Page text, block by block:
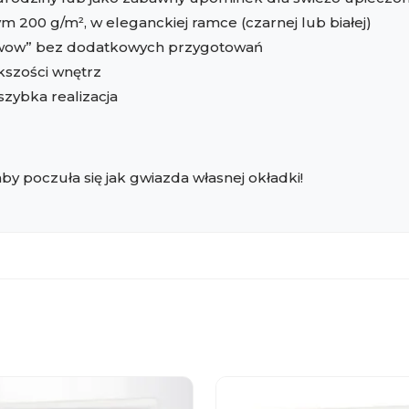
200 g/m², w eleganckiej ramce (czarnej lub białej)
bez dodatkowych przygotowań
wnętrz
realizacja
poczuła się jak gwiazda własnej okładki!